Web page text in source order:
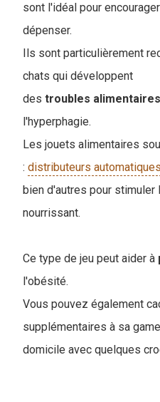
sont l'idéal pour
dépenser.
Ils sont particulièrement
chats qui développent
des troubles alimentaires
l'hyperphagie.
Les jouets alimentaires
: distributeurs automatiques
bien d'autres pour stimuler
nourrissant.
Ce type de jeu peut aider à
l'obésité.
Vous pouvez également
supplémentaires à sa
domicile avec quelques